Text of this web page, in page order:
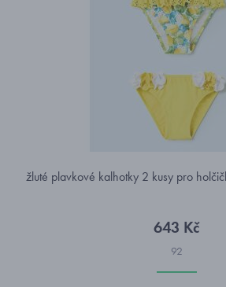
žluté plavkové kalhotky 2 kusy pro
643 Kč
92